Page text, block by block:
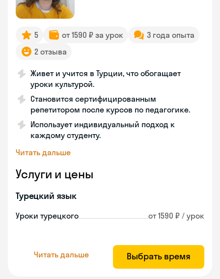
5 от 1590 ₽ за урок
3 года опыта
2 отзыва
Живет и учится в Турции, что обогащает
уроки культурой.
Становится сертифицированным
репетитором после курсов по педагогике.
Использует индивидуальный подход к
каждому студенту.
Читать дальше
Услуги и цены
Турецкий язык
Уроки турецкого от 1590 ₽ / урок
Читать дальше Выбрать время